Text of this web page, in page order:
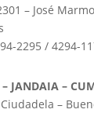
– José
2295 / 4294-
– JANDAIA –
–